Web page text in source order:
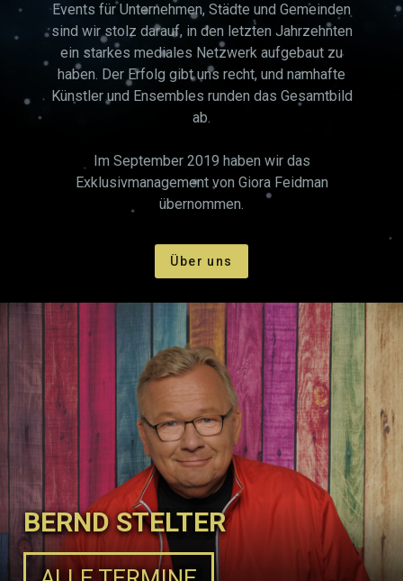
Events für Unternehmen, Städte und Gemeinden
sind wir stolz darauf, in den letzten Jahrzehnten
ein starkes mediales Netzwerk aufgebaut zu
haben. Der Erfolg gibt uns recht, und namhafte
Künstler und Ensembles runden das Gesamtbild
ab.
Im September 2019 haben wir das
Exklusivmanagement von Giora Feidman
übernommen.
Über uns
BERND STELTER